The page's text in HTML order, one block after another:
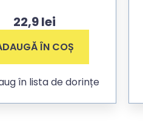
22,9lei
ÎN COȘ
în lista de dorințe